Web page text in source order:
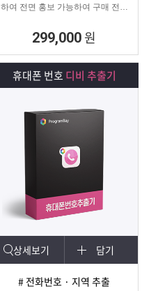
하여 전면 홍보 가능하여 구매 전환
299,000 원
휴대폰 번호 디비 추출기
상세보기 담기
# 전화번호 · 지역 추출